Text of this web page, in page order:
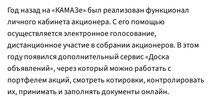
Год назад на «КАМАЗе» был реализован функционал
личного кабинета акционера. С его помощью
осуществляется электронное голосование,
дистанционное участие в собрании акционеров. В этом
году появился дополнительный сервис «Доска
объявлений», через который можно работать с
портфелем акций, смотреть котировки, контролировать
их, принимать и заполнять документы онлайн.